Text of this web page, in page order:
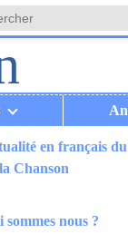
en français
Chanson
sommes nous ?